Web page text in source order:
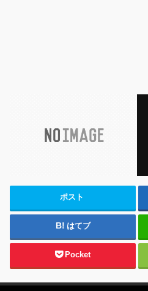
ポスト
はてブ
Pocket